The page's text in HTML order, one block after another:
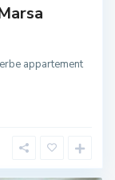
appartement